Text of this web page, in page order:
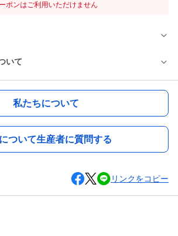
ポンはご利用いただけません
いて
私たちについて
ついて生産者に質問する
リンクをコピー